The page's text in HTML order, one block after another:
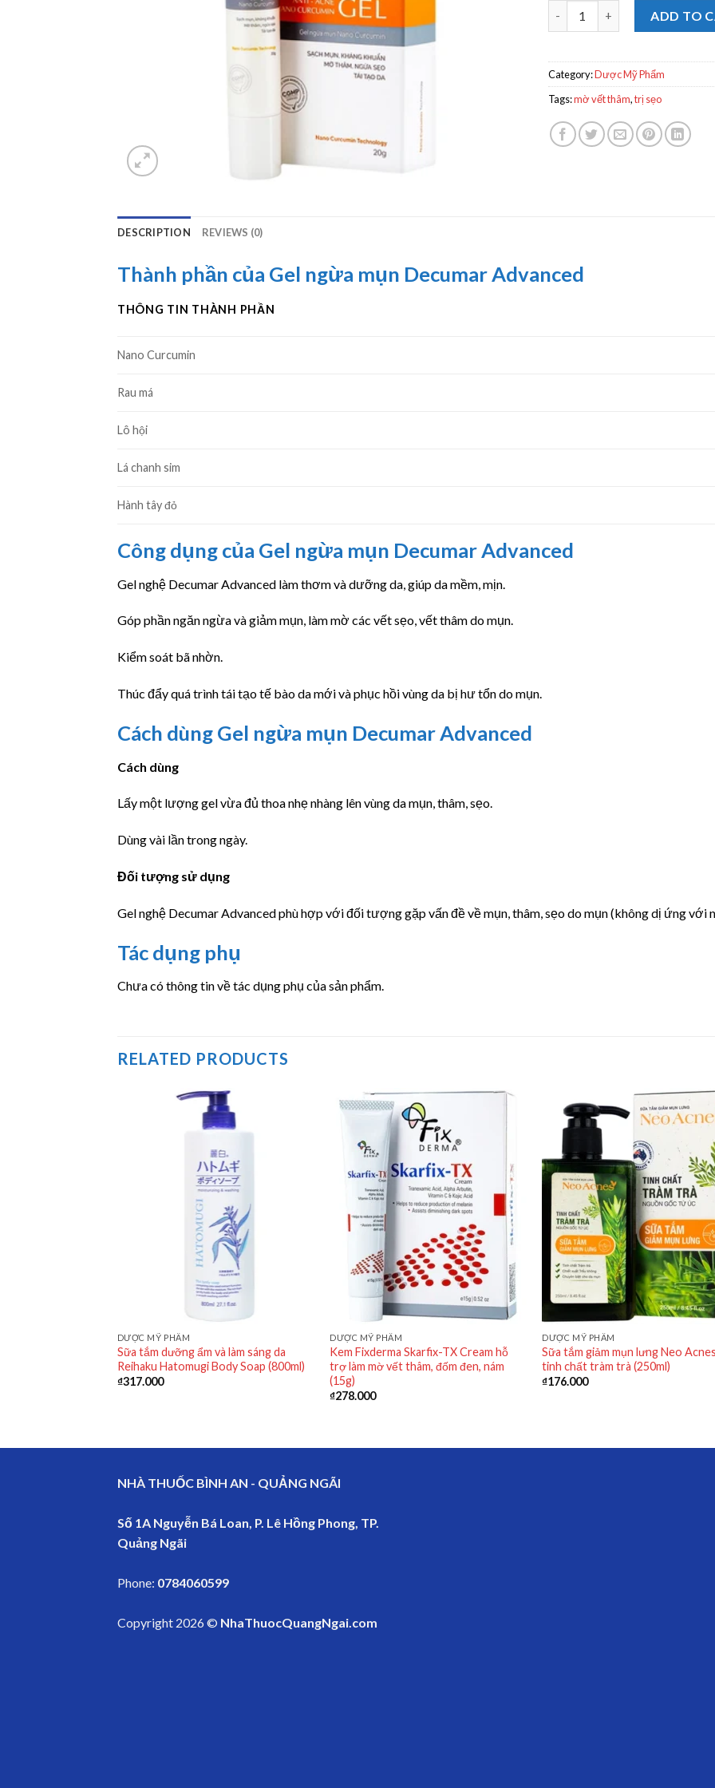
ADD TO
Category:Dược Mỹ Phẩm
Tags:mờ vết thâm,trị sẹo
DESCRIPTION REVIEWS (0)
Thành phần của Gel ngừa mụn Decumar Advanced
THÔNG TIN THÀNH PHẦN
Nano Curcumin
Rau má
Lô hội
Lá chanh sim
Hành tây đỏ
Công dụng của Gel ngừa mụn Decumar Advanced
Gel nghệ Decumar Advanced làm thơm và dưỡng da, giúp da mềm, mịn.
Góp phần ngăn ngừa và giảm mụn, làm mờ các vết sẹo, vết thâm do mụn.
Kiểm soát bã nhờn.
Thúc đẩy quá trình tái tạo tế bào da mới và phục hồi vùng da bị hư tổn do mụn.
Cách dùng Gel ngừa mụn Decumar Advanced
Cách dùng
Lấy một lượng gel vừa đủ thoa nhẹ nhàng lên vùng da mụn, thâm, sẹo.
Dùng vài lần trong ngày.
Đối tượng sử dụng
Gel nghệ Decumar Advanced phù hợp với đối tượng gặp vấn đề về mụn, thâm, sẹo do mụn (không dị ứng với
Tác dụng phụ
Chưa có thông tin về tác dụng phụ của sản phẩm.
RELATED PRODUCTS
DƯỢC MỸ PHẨM
Sữa tắm dưỡng ẩm và làm sáng da
Reihaku Hatomugi Body Soap (800ml)
₫317.000
DƯỢC MỸ PHẨM
Kem Fixderma Skarfix-TX Cream hỗ
trợ làm mờ vết thâm, đốm đen, nám
(15g)
₫278.000
DƯỢC MỸ PHẨM
Sữa tắm giảm mụn lưng Neo Acnes
tinh chất tràm trà (250ml)
₫176.000
NHÀ THUỐC BÌNH AN - QUẢNG NGÃI
Số 1A Nguyễn Bá Loan, P. Lê Hồng Phong, TP.
Quảng Ngãi
Phone: 0784060599
Copyright 2026 © NhaThuocQuangNgai.com